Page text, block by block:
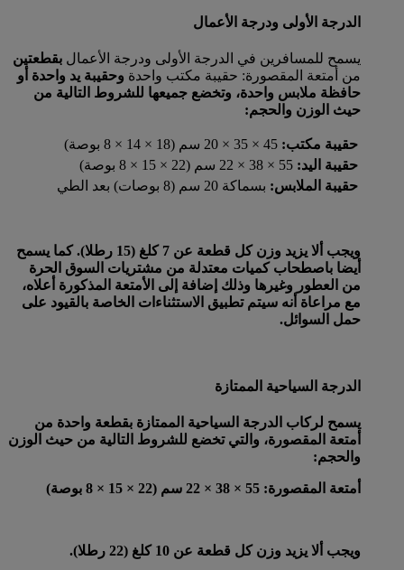
الدرجة الأولى ودرجة الأعمال
يسمح للمسافرين في الدرجة الأولى ودرجة الأعمال بقطعتين
من أمتعة المقصورة: حقيبة مكتب واحدة وحقيبة يد واحدة أو
حافظة ملابس واحدة، وتخضع جميعها للشروط التالية من
حيث الوزن والحجم:
حقيبة مكتب:
حقيبة اليد:
حقيبة الملابس: بسماكة 20 سم (8 بوصات) بعد الطي
ويجب ألا يزيد وزن كل قطعة عن 7 كلغ (15 رطلا). كما يسمح
أيضا باصطحاب كميات معتدلة من مشتريات السوق الحرة
من العطور وغيرها وذلك إضافة إلى الأمتعة المذكورة أعلاه،
مع مراعاة أنه سيتم تطبيق الاستثناءات الخاصة بالقيود على
حمل السوائل.
الدرجة السياحية الممتازة
يسمح لركاب الدرجة السياحية الممتازة بقطعة واحدة من
أمتعة المقصورة، والتي تخضع للشروط التالية من حيث الوزن
والحجم:
أمتعة المقصورة: 55 × 38 × 22 سم (22 × 15 × 8 بوصة)
ويجب ألا يزيد وزن كل قطعة عن 10 كلغ (22 رطلا).